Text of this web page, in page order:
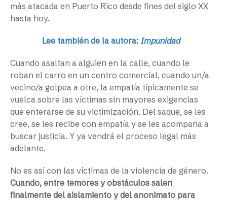
más atacada en Puerto Rico desde fines del siglo XX
hasta hoy.
Lee también de la autora: Impunidad
Cuando asaltan a alguien en la calle, cuando le
roban el carro en un centro comercial, cuando un/a
vecino/a golpea a otre, la empatía típicamente se
vuelca sobre las víctimas sin mayores exigencias
que enterarse de su victimización. Del saque, se les
cree, se les recibe con empatía y se les acompaña a
buscar justicia. Y ya vendrá el proceso legal más
adelante.
No es así con las víctimas de la violencia de género.
Cuando, entre temores y obstáculos salen
finalmente del aislamiento y del anonimato para